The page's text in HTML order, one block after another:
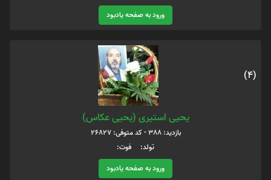
ورود به صفحه یادبود
(4)
یحیی استیری (یحیی عکاس)
بازدید: 388 - کد متوفی: 26827
تولد: فوت:
ورود به صفحه یادبود